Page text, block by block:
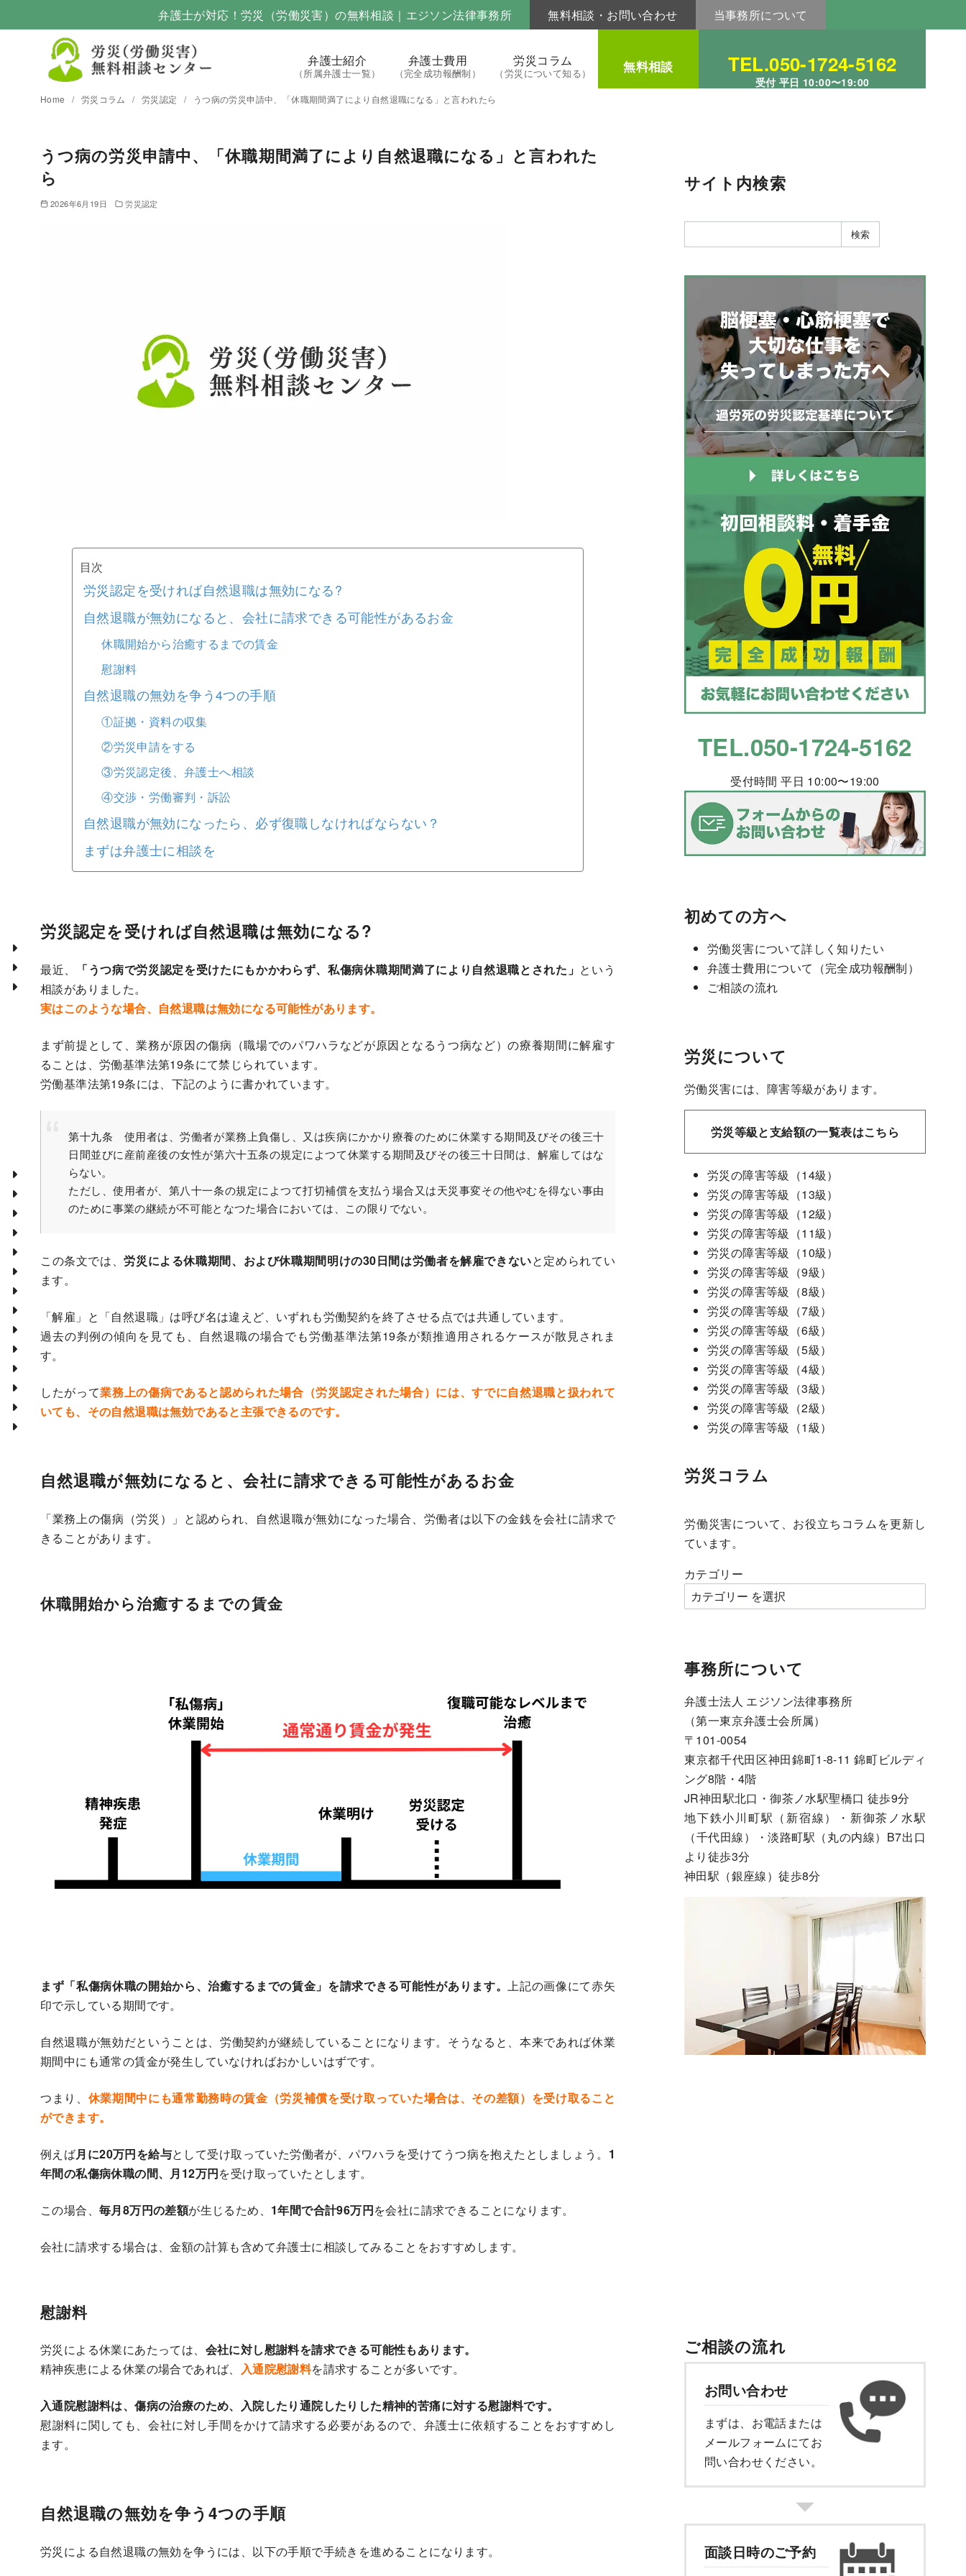
弁護士が対応！労災（労働災害）の無料相談｜エジソン法律事務所 無料相談・お問い合わせ 当事務所について
弁護士紹介
（所属弁護士一覧）
弁護士費用
（完全成功報酬制）
労災コラム
（労災について知る） 無料相談 TEL.050-1724-5162
受付 平日 10:00〜19:00
Home 労災コラム 労災認定 うつ病の労災申請中、「休職期間満了により自然退職になる」と言われたら
うつ病の労災申請中、「休職期間満了により自然退職になる」と言われた
ら
2026年6月19日 労災認定
目次
労災認定を受ければ自然退職は無効になる?
自然退職が無効になると、会社に請求できる可能性があるお金
休職開始から治癒するまでの賃金
慰謝料
自然退職の無効を争う4つの手順
①証拠・資料の収集
②労災申請をする
③労災認定後、弁護士へ相談
④交渉・労働審判・訴訟
自然退職が無効になったら、必ず復職しなければならない？
まずは弁護士に相談を
労災認定を受ければ自然退職は無効になる?
最近、 「うつ病で労災認定を受けたにもかかわらず、私傷病休職期間満了により自然退職とされた」 という
相談がありました。
実はこのような場合、自然退職は無効になる可能性があります。
まず前提として、業務が原因の傷病（職場でのパワハラなどが原因となるうつ病など）の療養期間に解雇す
ることは、労働基準法第19条にて禁じられています。
労働基準法第19条には、下記のように書かれています。
第十九条 使用者は、労働者が業務上負傷し、又は疾病にかかり療養のために休業する期間及びその後三十
日間並びに産前産後の女性が第六十五条の規定によつて休業する期間及びその後三十日間は、解雇してはな
らない。
ただし、使用者が、第八十一条の規定によつて打切補償を支払う場合又は天災事変その他やむを得ない事由
のために事業の継続が不可能となつた場合においては、この限りでない。
この条文では、労災による休職期間、および休職期間明けの30日間は労働者を解雇できないと定められてい
ます。
「解雇」と「自然退職」は呼び名は違えど、いずれも労働契約を終了させる点では共通しています。
過去の判例の傾向を見ても、自然退職の場合でも労働基準法第19条が類推適用されるケースが散見されま
す。
したがって業務上の傷病であると認められた場合（労災認定された場合）には、すでに自然退職と扱われて
いても、その自然退職は無効であると主張できるのです。
自然退職が無効になると、会社に請求できる可能性があるお金
「業務上の傷病（労災）」と認められ、自然退職が無効になった場合、労働者は以下の金銭を会社に請求で
きることがあります。
休職開始から治癒するまでの賃金
まず「私傷病休職の開始から、治癒するまでの賃金」を請求できる可能性があります。上記の画像にて赤矢
印で示している期間です。
自然退職が無効だということは、労働契約が継続していることになります。そうなると、本来であれば休業
期間中にも通常の賃金が発生していなければおかしいはずです。
つまり、 休業期間中にも通常勤務時の賃金（労災補償を受け取っていた場合は、その差額）を受け取ること
ができます。
例えば月に20万円を給与として受け取っていた労働者が、パワハラを受けてうつ病を抱えたとしましょう。 1
年間の私傷病休職の間、月12万円を受け取っていたとします。
この場合、 毎月8万円の差額が生じるため、 1年間で合計96万円を会社に請求できることになります。
会社に請求する場合は、金額の計算も含めて弁護士に相談してみることをおすすめします。
慰謝料
労災による休業にあたっては、 会社に対し慰謝料を請求できる可能性もあります。
精神疾患による休業の場合であれば、 入通院慰謝料を請求することが多いです。
入通院慰謝料は、傷病の治療のため、入院したり通院したりした精神的苦痛に対する慰謝料です。
慰謝料に関しても、会社に対し手間をかけて請求する必要があるので、弁護士に依頼することをおすすめし
ます。
自然退職の無効を争う4つの手順
労災による自然退職の無効を争うには、以下の手順で手続きを進めることになります。
サイト内検索
検索
TEL.050-1724-5162
受付時間 平日 10:00〜19:00
初めての方へ
労働災害について詳しく知りたい
弁護士費用について（完全成功報酬制）
ご相談の流れ
労災について
労働災害には、障害等級があります。
労災等級と支給額の一覧表はこちら
労災の障害等級（14級）
労災の障害等級（13級）
労災の障害等級（12級）
労災の障害等級（11級）
労災の障害等級（10級）
労災の障害等級（9級）
労災の障害等級（8級）
労災の障害等級（7級）
労災の障害等級（6級）
労災の障害等級（5級）
労災の障害等級（4級）
労災の障害等級（3級）
労災の障害等級（2級）
労災の障害等級（1級）
労災コラム
労働災害について、お役立ちコラムを更新し
ています。
カテゴリー
事務所について
弁護士法人 エジソン法律事務所
（第一東京弁護士会所属）
〒101-0054
東京都千代田区神田錦町1-8-11 錦町ビルディ
ング8階・4階
JR神田駅北口・御茶ノ水駅聖橋口 徒歩9分
地下鉄小川町駅（新宿線）・新御茶ノ水駅
（千代田線）・淡路町駅（丸の内線）B7出口
より徒歩3分
神田駅（銀座線）徒歩8分
ご相談の流れ
お問い合わせ
まずは、お電話または
メールフォームにてお
問い合わせください。
面談日時のご予約